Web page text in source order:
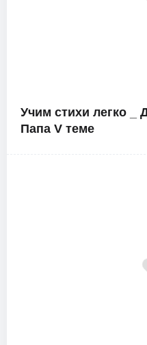
Учим стихи легко
Папа V теме